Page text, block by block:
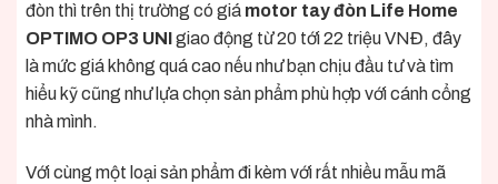
đòn thì trên thị trường có giá motor tay đòn Life Home
OPTIMO OP3 UNIgiao động từ 20 tới 22 triệu VNĐ, đây
là mức giá không quá cao nếu như bạn chịu đầu tư và tìm
hiểu kỹ cũng như lựa chọn sản phẩm phù hợp với cánh cổng
nhà mình.
Với cùng một loại sản phẩm đi kèm với rất nhiều mẫu mã